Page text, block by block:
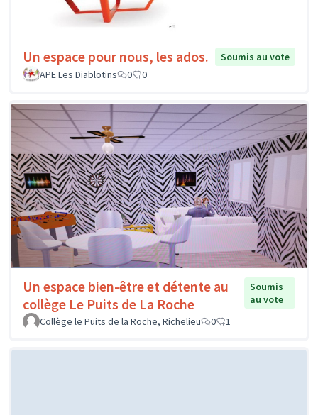
Un espace pour nous, les ados.
Soumis au vote
APE Les Diablotins
0 0
Un espace bien-être et détente au
collège Le Puits de La Roche
Soumis
au vote
Collège le Puits de la Roche, Richelieu
0 1